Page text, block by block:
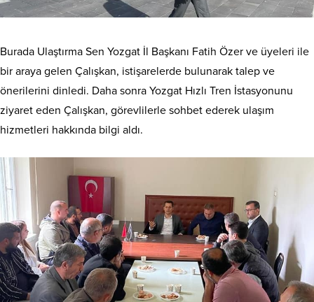
Burada Ulaştırma Sen Yozgat İl Başkanı Fatih Özer ve üyeleri ile
bir araya gelen Çalışkan, istişarelerde bulunarak talep ve
önerilerini dinledi. Daha sonra Yozgat Hızlı Tren İstasyonunu
ziyaret eden Çalışkan, görevlilerle sohbet ederek ulaşım
hizmetleri hakkında bilgi aldı.